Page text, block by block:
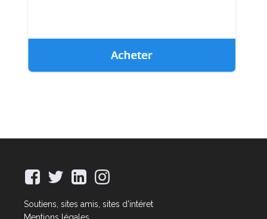
Soutiens, sites amis, sites d'intéret
Mentions légales